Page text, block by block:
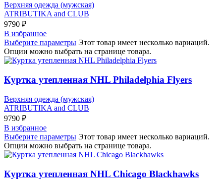
Верхняя одежда (мужская)
ATRIBUTIKA and CLUB
9790 ₽
В избранное
Выберите параметры Этот товар имеет несколько вариаций.
Опции можно выбрать на странице товара.
Куртка утепленная NHL Philadelphia Flyers
Верхняя одежда (мужская)
ATRIBUTIKA and CLUB
9790 ₽
В избранное
Выберите параметры Этот товар имеет несколько вариаций.
Опции можно выбрать на странице товара.
Куртка утепленная NHL Chicago Blackhawks